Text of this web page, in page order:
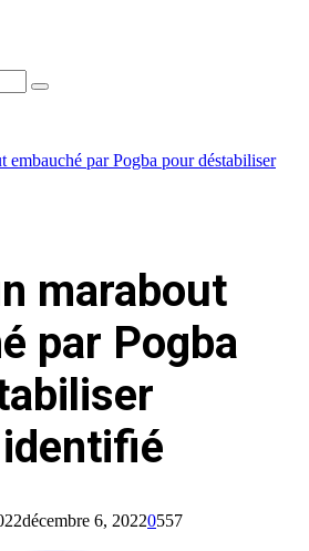
Search
embauché par Pogba pour déstabiliser
marabout
par Pogba
décembre 6, 20220557